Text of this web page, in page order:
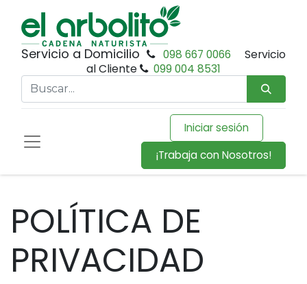
Servicio a Domicilio 098 667 0066
Servicio
al Cliente
099 004 8531
Iniciar sesión
¡Trabaja con Nosotros!
POLÍTICA DE
PRIVACIDAD